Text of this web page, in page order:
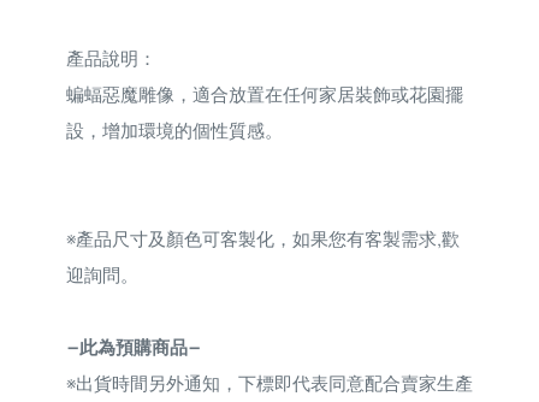
產品說明：
蝙蝠惡魔雕像，適合放置在任何家居裝飾或花園擺
設，增加環境的個性質感。
※產品尺寸及顏色可客製化，如果您有客製需求,歡
迎詢問。
—此為預購商品—
※出貨時間另外通知，下標即代表同意配合賣家生產